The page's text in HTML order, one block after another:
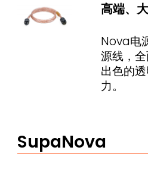
高端、
Nova电
源线，
出色的
力。
SupaNova